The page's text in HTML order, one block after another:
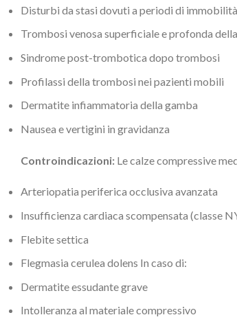
Disturbi da stasi dovuti a periodi di immobilità
Trombosi venosa superficiale e profonda
Sindrome post-trombotica dopo trombosi
Profilassi della trombosi nei pazienti mobili
Dermatite infiammatoria della gamba
Nausea e vertigini in gravidanza
Controindicazioni:Le calze compressive
Arteriopatia periferica occlusiva avanzata
Insufficienza cardiaca scompensata (classe
Flebite settica
Flegmasia cerulea dolens In caso di:
Dermatite essudante grave
Intolleranza al materiale compressivo